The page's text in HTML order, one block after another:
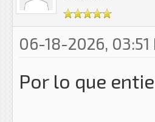
06-18-2026, 03:51
Por lo que